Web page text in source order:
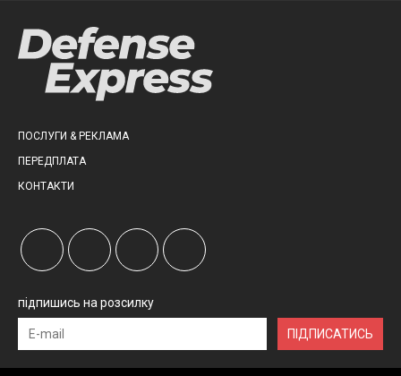
ПОСЛУГИ & РЕКЛАМА
ПЕРЕДПЛАТА
КОНТАКТИ
підпишись на розсилку
ПІДПИСАТИСЬ